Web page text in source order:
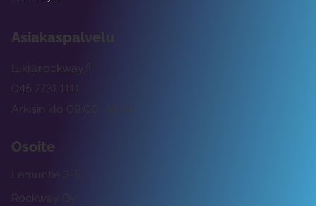
Asiakaspalvelu
tuki@rockway.fi
Arkisin klo 09:00 -15:00
045 7731 1111
Osoite
Rockway Oy
Lemuntie 3-5